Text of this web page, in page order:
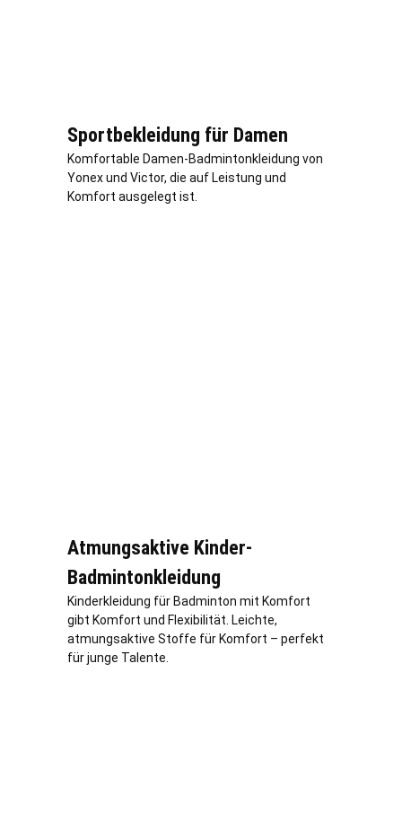
Sportbekleidung für Damen
Komfortable Damen-Badmintonkleidung von
Yonex und Victor, die auf Leistung und
Komfort ausgelegt ist.
Atmungsaktive Kinder-
Badmintonkleidung
Kinderkleidung für Badminton mit Komfort
gibt Komfort und Flexibilität. Leichte,
atmungsaktive Stoffe für Komfort – perfekt
für junge Talente.